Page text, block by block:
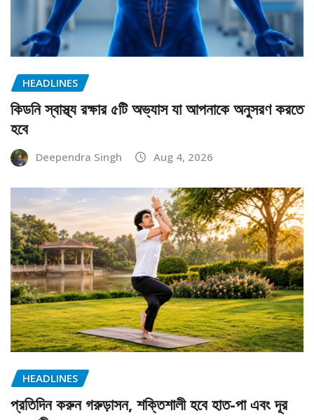
HEADLINES
কিডনি স্বাস্থ্য রক্ষার ৫টি অভ্যাস যা আপনাকে অনুসরণ করতে
হবে
Deependra Singh Aug 4, 2026
HEADLINES
প্রতিদিন করুন গরুড়াসন, শক্তিশালী হবে হাত-পা এবং দূর